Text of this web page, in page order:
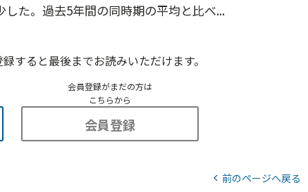
た。過去5年間の同時期の平均と比べ...
すると最後までお読みいただけます。
会員登録がまだの方は
こちらから
会員登録
前のページへ戻る